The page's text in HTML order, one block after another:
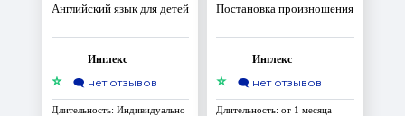
Английский язык для детей
Инглекс
⭐ 🗨️ нет отзывов
Длительность: Индивидуально
Постановка произношения
Инглекс
⭐ 🗨️ нет отзывов
Длительность: от 1 месяца